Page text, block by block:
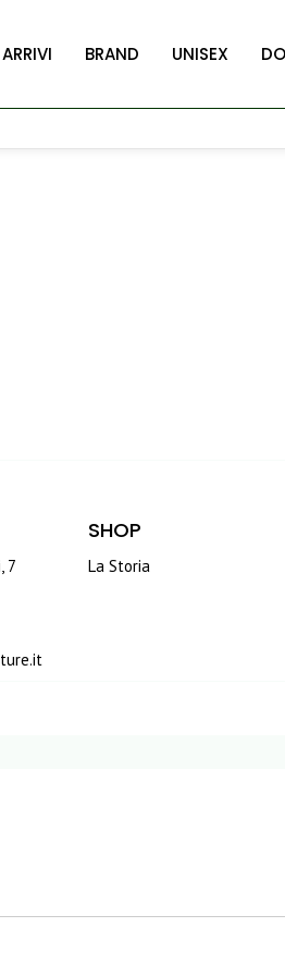
BRAND UNISEX
7
SHOP
La Storia